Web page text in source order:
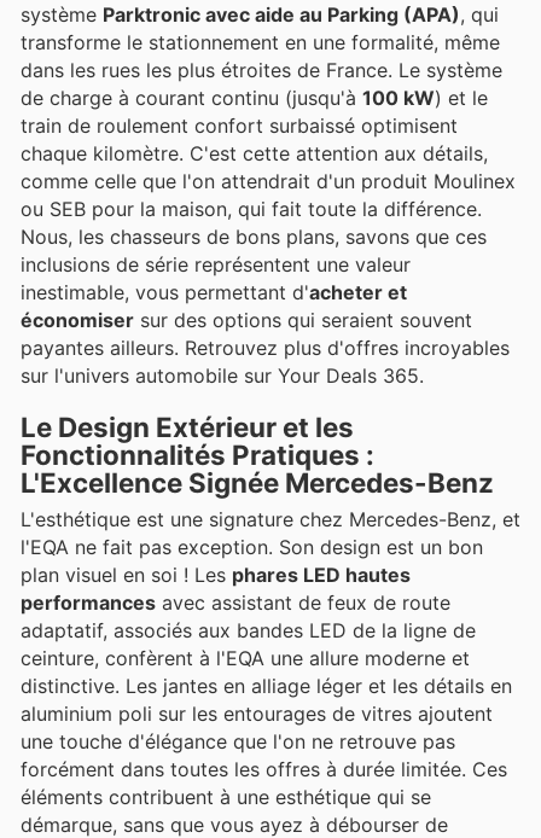
système Parktronic avec aide au Parking (APA), qui
transforme le stationnement en une formalité, même
dans les rues les plus étroites de France. Le système
de charge à courant continu (jusqu'à 100 kW) et le
train de roulement confort surbaissé optimisent
chaque kilomètre. C'est cette attention aux détails,
comme celle que l'on attendrait d'un produit Moulinex
ou SEB pour la maison, qui fait toute la différence.
Nous, les chasseurs de bons plans, savons que ces
inclusions de série représentent une valeur
inestimable, vous permettant d'acheter et
économiser sur des options qui seraient souvent
payantes ailleurs. Retrouvez plus d'offres incroyables
sur l'univers automobile sur Your Deals 365.
Le Design Extérieur et les
Fonctionnalités Pratiques :
L'Excellence Signée Mercedes-Benz
L'esthétique est une signature chez Mercedes-Benz, et
l'EQA ne fait pas exception. Son design est un bon
plan visuel en soi ! Les phares LED hautes
performances avec assistant de feux de route
adaptatif, associés aux bandes LED de la ligne de
ceinture, confèrent à l'EQA une allure moderne et
distinctive. Les jantes en alliage léger et les détails en
aluminium poli sur les entourages de vitres ajoutent
une touche d'élégance que l'on ne retrouve pas
forcément dans toutes les offres à durée limitée. Ces
éléments contribuent à une esthétique qui se
démarque, sans que vous ayez à débourser de